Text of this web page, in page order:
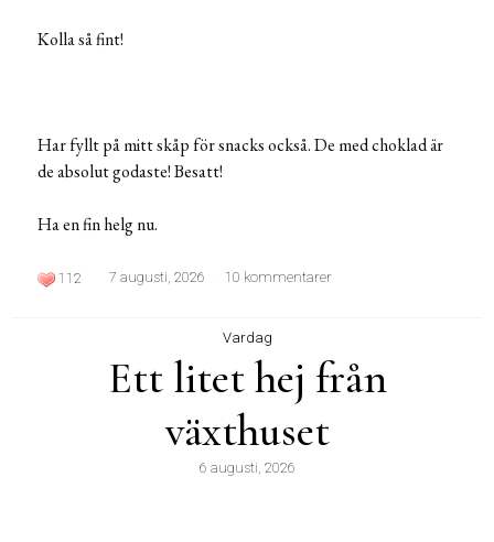
Kolla så fint!
Har fyllt på mitt skåp för snacks också. De med choklad är
de absolut godaste! Besatt!
Ha en fin helg nu.
112 7 augusti, 2026 10 kommentarer
Vardag
Ett litet hej från
växthuset
6 augusti, 2026